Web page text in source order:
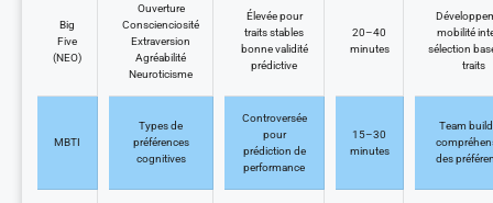
Big
Five
(NEO)
Ouverture
Conscienciosité
Extraversion
Agréabilité
Neuroticisme
Élevée pour
traits stables
bonne validité
prédictive
20–40
minutes
mobilité
sélection
traits
MBTI
Types de
préférences
cognitives
Controversée
pour
prédiction de
performance
15–30
minutes
Team
des